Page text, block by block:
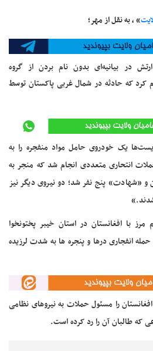
» ، به نقل از مهر؛
در بیانیه‌ای بدون نام بردن از گروه
کرد که حادثه در شمال غربی پاکستان توسط
یک خودروی حامل مواد منفجره را به
انتحاری متعددی انجام شد که منجر به
«شهادت» پنج نفر شد؛ دو نیروی دیگر نیز
با افغانستان در استان خیبر پختونخوا
انفجاری درها و پنجره ها به شدت لرزیده
را مسئول حملات به نیروهای نظامی
که طالبان آن را رد کرده است.